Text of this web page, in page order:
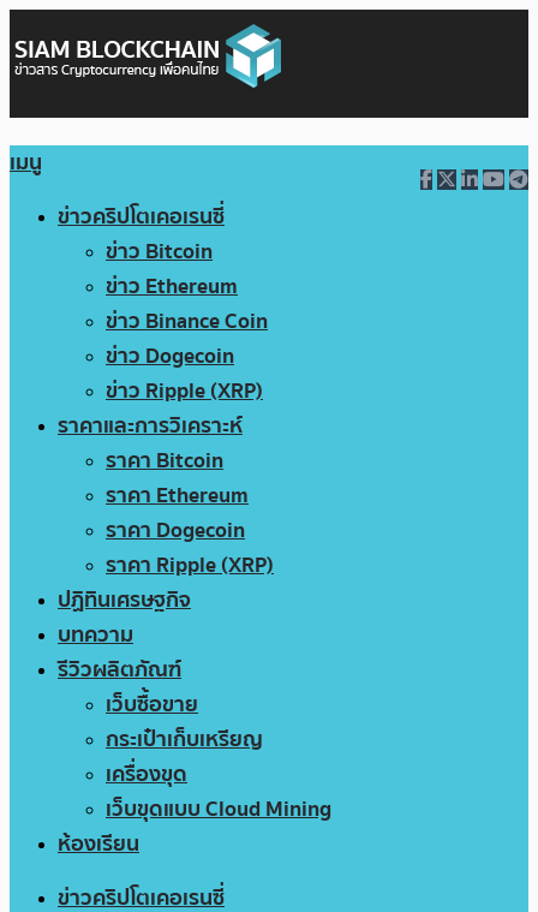
เมนู
ข่าวคริปโตเคอเรนซี่
ข่าว Bitcoin
ข่าว Ethereum
ข่าว Binance Coin
ข่าว Dogecoin
ข่าว Ripple (XRP)
ราคาและการวิเคราะห์
ราคา Bitcoin
ราคา Ethereum
ราคา Dogecoin
ราคา Ripple (XRP)
ปฏิทินเศรษฐกิจ
บทความ
รีวิวผลิตภัณฑ์
เว็บซื้อขาย
กระเป๋าเก็บเหรียญ
เครื่องขุด
เว็บขุดแบบ Cloud Mining
ห้องเรียน
ข่าวคริปโตเคอเรนซี่